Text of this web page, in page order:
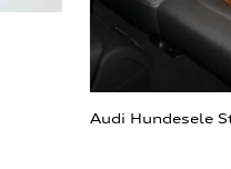
Audi Hundesele